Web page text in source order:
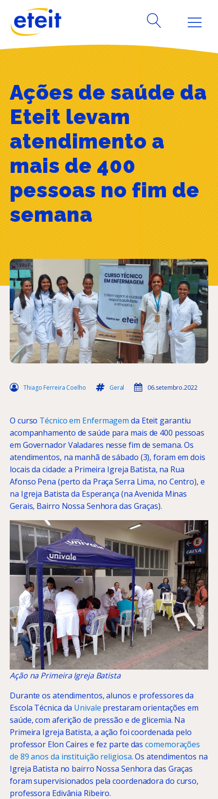
Ações de saúde da
Eteit levam
atendimento a
mais de 400
pessoas no fim de
semana
Thiago Ferreira Coelho Geral 06.setembro.2022
O curso Técnico em Enfermagem da Eteit garantiu
acompanhamento de saúde para mais de 400 pessoas
em Governador Valadares nesse fim de semana. Os
atendimentos, na manhã de sábado (3), foram em dois
locais da cidade: a Primeira Igreja Batista, na Rua
Afonso Pena (perto da Praça Serra Lima, no Centro), e
na Igreja Batista da Esperança (na Avenida Minas
Gerais, Bairro Nossa Senhora das Graças).
Ação na Primeira Igreja Batista
Durante os atendimentos, alunos e professores da
Escola Técnica da Univale prestaram orientações em
saúde, com aferição de pressão e de glicemia. Na
Primeira Igreja Batista, a ação foi coordenada pelo
professor Elon Caires e fez parte dascomemorações
de 89 anos da instituição religiosa. Os atendimentos na
Igreja Batista no bairro Nossa Senhora das Graças
foram supervisionados pela coordenadora do curso,
professora Edivânia Ribeiro.